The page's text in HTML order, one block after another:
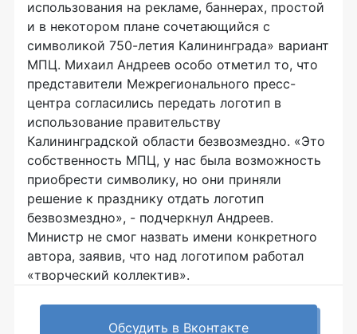
использования на рекламе, баннерах, простой
и в некотором плане сочетающийся с
символикой 750-летия Калининграда» вариант
МПЦ. Михаил Андреев особо отметил то, что
представители Межрегионального пресс-
центра согласились передать логотип в
использование правительству
Калининградской области безвозмездно. «Это
собственность МПЦ, у нас была возможность
приобрести символику, но они приняли
решение к празднику отдать логотип
безвозмездно», - подчеркнул Андреев.
Министр не смог назвать имени конкретного
автора, заявив, что над логотипом работал
«творческий коллектив».
Обсудить в Вконтакте